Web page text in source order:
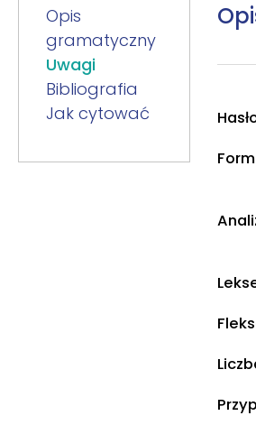
Opis
gramatyczny
Uwagi
Bibliografia
Jak cytować